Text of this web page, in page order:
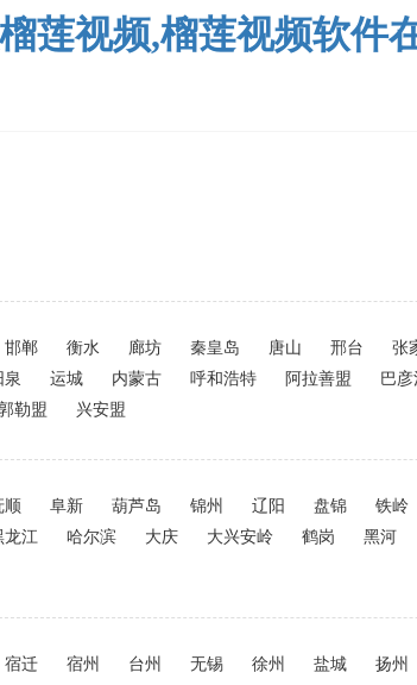
莲视频,榴莲视频软件
邯郸 衡水 廊坊 秦皇岛 唐山 邢台 张
泉 运城 内蒙古 呼和浩特 阿拉善盟 巴
勒盟 兴安盟
顺 阜新 葫芦岛 锦州 辽阳 盘锦 铁岭
龙江 哈尔滨 大庆 大兴安岭 鹤岗 黑河
宿迁 宿州 台州 无锡 徐州 盐城 扬州